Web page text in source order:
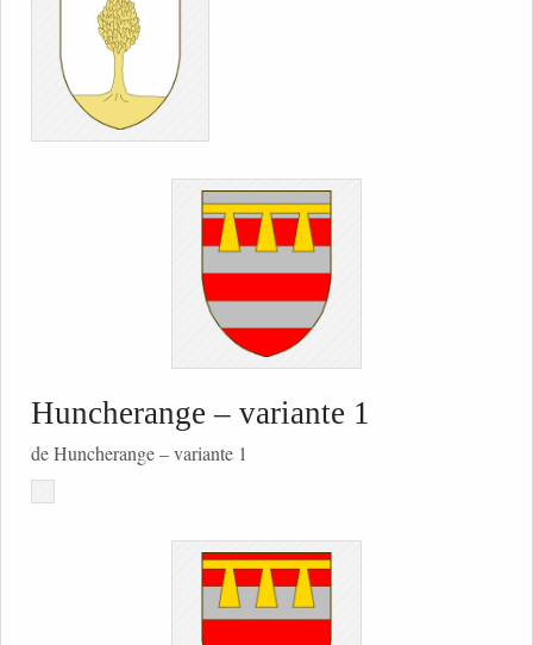
Huncherange – variante 1
de Huncherange – variante 1